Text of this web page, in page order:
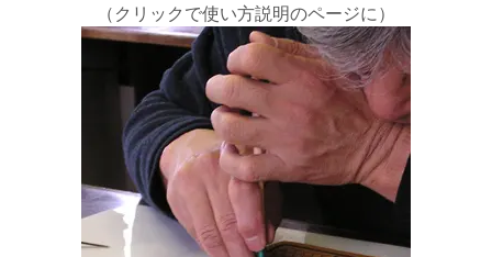
（クリックで使い方説明のページに）